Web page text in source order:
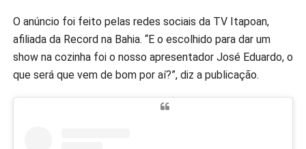
O anúncio foi feito pelas redes sociais da TV Itapoan,
afiliada da Record na Bahia. “E o escolhido para dar um
show na cozinha foi o nosso apresentador José Eduardo, o
que será que vem de bom por aí?”, diz a publicação.